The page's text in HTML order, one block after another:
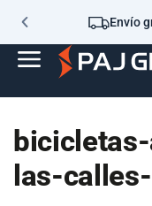
Envío
las-